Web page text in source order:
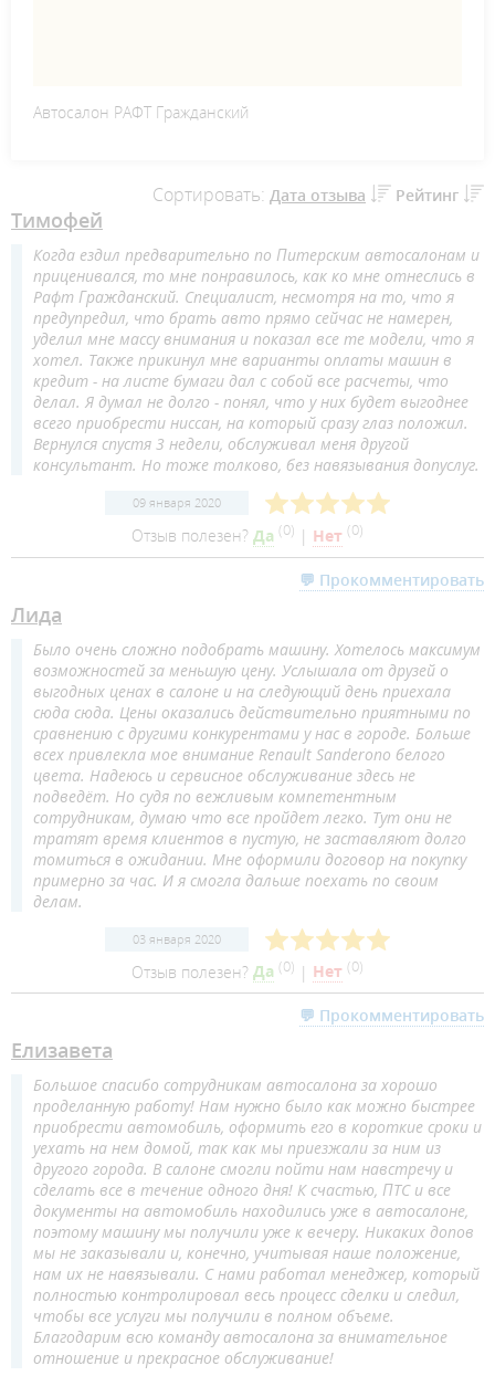
Автосалон РАФТ Гражданский
Сортировать: Дата отзыва Рейтинг
Тимофей
Когда ездил предварительно по Питерским автосалонам и
приценивался, то мне понравилось, как ко мне отнеслись в
Рафт Гражданский. Специалист, несмотря на то, что я
предупредил, что брать авто прямо сейчас не намерен,
уделил мне массу внимания и показал все те модели, что я
хотел. Также прикинул мне варианты оплаты машин в
кредит - на листе бумаги дал с собой все расчеты, что
делал. Я думал не долго - понял, что у них будет выгоднее
всего приобрести ниссан, на который сразу глаз положил.
Вернулся спустя 3 недели, обслуживал меня другой
консультант. Но тоже толково, без навязывания допуслуг.
09 января 2020
Отзыв полезен? Да (0) | Нет (0)
💬 Прокомментировать
Лида
Было очень сложно подобрать машину. Хотелось максимум
возможностей за меньшую цену. Услышала от друзей о
выгодных ценах в салоне и на следующий день приехала
сюда сюда. Цены оказались действительно приятными по
сравнению с другими конкурентами у нас в городе. Больше
всех привлекла мое внимание Renault Sanderoпо белого
цвета. Надеюсь и сервисное обслуживание здесь не
подведёт. Но судя по вежливым компетентным
сотрудникам, думаю что все пройдет легко. Тут они не
тратят время клиентов в пустую, не заставляют долго
томиться в ожидании. Мне оформили договор на покупку
примерно за час. И я смогла дальше поехать по своим
делам.
03 января 2020
Отзыв полезен? Да (0) | Нет (0)
💬 Прокомментировать
Елизавета
Большое спасибо сотрудникам автосалона за хорошо
проделанную работу! Нам нужно было как можно быстрее
приобрести автомобиль, оформить его в короткие сроки и
уехать на нем домой, так как мы приезжали за ним из
другого города. В салоне смогли пойти нам навстречу и
сделать все в течение одного дня! К счастью, ПТС и все
документы на автомобиль находились уже в автосалоне,
поэтому машину мы получили уже к вечеру. Никаких допов
мы не заказывали и, конечно, учитывая наше положение,
нам их не навязывали. С нами работал менеджер, который
полностью контролировал весь процесс сделки и следил,
чтобы все услуги мы получили в полном объеме.
Благодарим всю команду автосалона за внимательное
отношение и прекрасное обслуживание!